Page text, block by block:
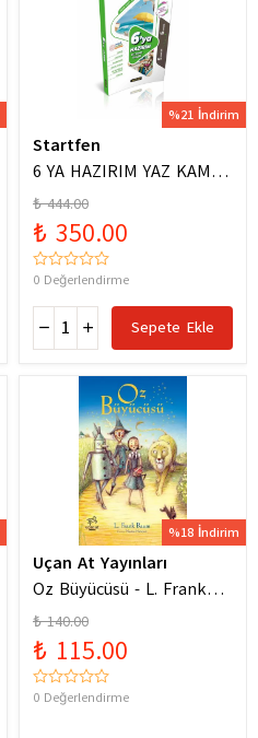
%21 İndirim
Startfen
6 YA HAZIRIM YAZ KAMPI
FÖYLERİ
₺ 444.00
₺ 350.00
0 Değerlendirme
Sepete Ekle
%18 İndirim
Uçan At Yayınları
Oz Büyücüsü - L. Frank
Baum
₺ 140.00
₺ 115.00
0 Değerlendirme